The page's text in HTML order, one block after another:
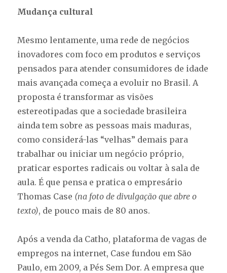
Mudança cultural
Mesmo lentamente, uma rede de negócios
inovadores com foco em produtos e serviços
pensados para atender consumidores de idade
mais avançada começa a evoluir no Brasil. A
proposta é transformar as visões
estereotipadas que a sociedade brasileira
ainda tem sobre as pessoas mais maduras,
como considerá-las “velhas” demais para
trabalhar ou iniciar um negócio próprio,
praticar esportes radicais ou voltar à sala de
aula. É que pensa e pratica o empresário
Thomas Case (na foto de divulgação que abre o
texto), de pouco mais de 80 anos.
Após a venda da Catho, plataforma de vagas de
empregos na internet, Case fundou em São
Paulo, em 2009, a Pés Sem Dor. A empresa que